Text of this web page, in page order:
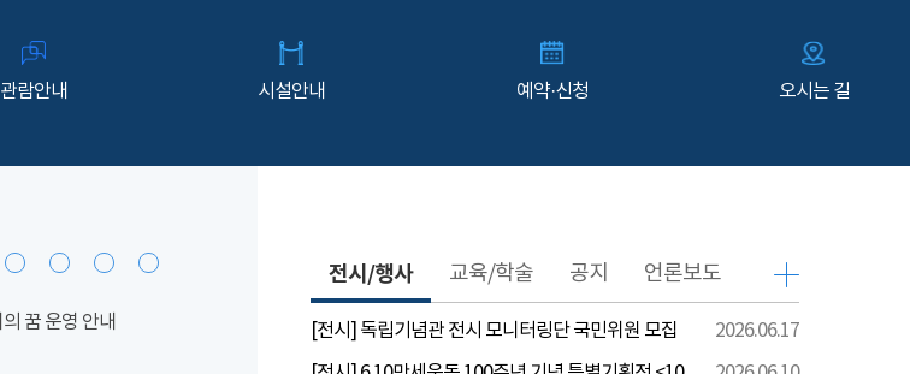
관람안내 시설안내 예약·신청 오시는 길
전시/행사
[전시] 독립기념관 전시 모니터링단 국민위원 모집
2026.06.17
교육/학술 공지 언론보도